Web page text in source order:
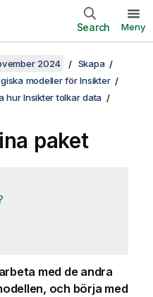
Search Meny
2024
Skapa
modeller för Insikter
hur Insikter tolkar data
paket
med de andra
och börja med